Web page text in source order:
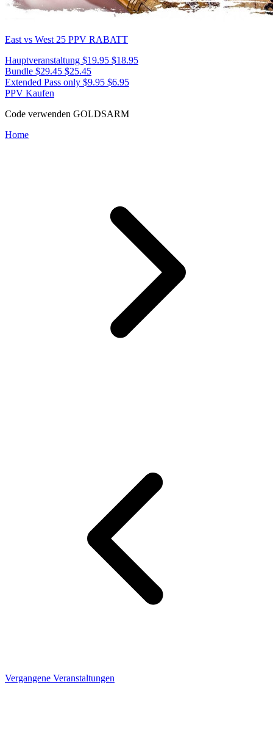
East vs West 25 PPV RABATT
Hauptveranstaltung $19.95 $18.95
Bundle $29.45 $25.45
Extended Pass only $9.95 $6.95
PPV Kaufen
Code verwenden GOLDSARM
Home
Vergangene Veranstaltungen